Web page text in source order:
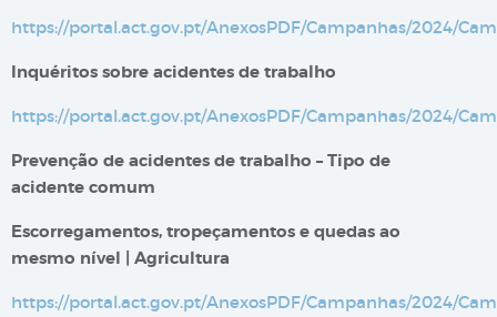
https://portal.act.gov.pt/AnexosPDF/Campanhas/2024/
Inquéritos sobre acidentes de trabalho​​
https://portal.act.gov.pt/AnexosPDF/Campanhas/2024/
Prevenção de acidentes de trabalho – Tipo de
acidente comum
​Escorregamentos, tropeçamentos e quedas ao
mesmo nível | Agricultura​​
https://portal.act.gov.pt/AnexosPDF/Campanhas/2024/